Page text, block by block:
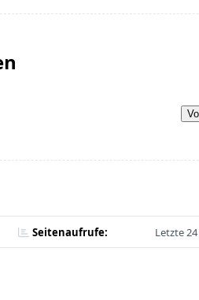
Seitenaufrufe: Letzte